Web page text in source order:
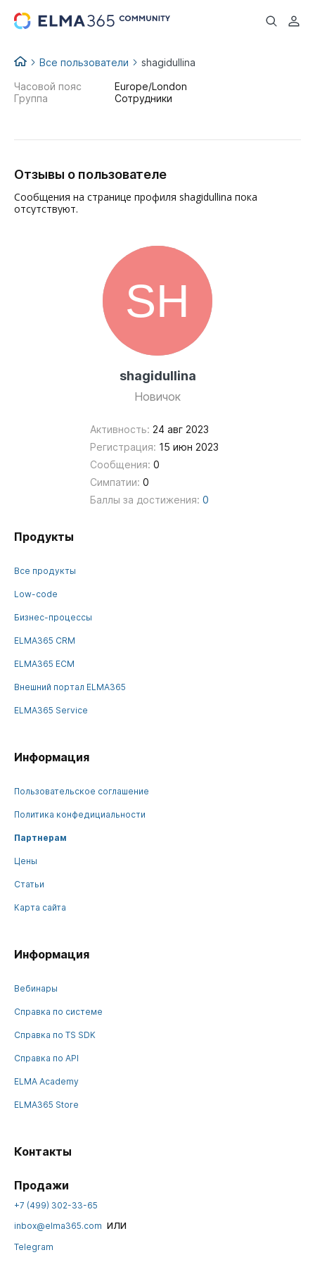
...
Все пользователи shagidullina
shagidullina
Новичок
Активность: 24 авг 2023
Регистрация: 15 июн 2023
Сообщения: 0
Симпатии: 0
Баллы за достижения: 0
Часовой пояс
Europe/London
Группа
Сотрудники
Отзывы о пользователе
Сообщения на странице профиля shagidullina пока
отсутствуют.
Продукты
Все продукты
Low-code
Бизнес-процессы
ELMA365 CRM
ELMA365 ECM
Внешний портал ELMA365
ELMA365 Service
Информация
Пользовательское соглашение
Политика конфедициальности
Партнерам
Цены
Статьи
Карта сайта
Информация
Вебинары
Справка по системе
Справка по TS SDK
Справка по API
ELMA Academy
ELMA365 Store
Контакты
Продажи
+7 (499) 302-33-65
inbox@elma365.com или
Telegram